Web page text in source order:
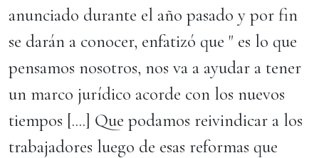
anunciado durante el año pasado y por fin
se darán a conocer, enfatizó que " es lo que
pensamos nosotros, nos va a ayudar a tener
un marco jurídico acorde con los nuevos
tiempos [....] Que podamos reivindicar a los
trabajadores luego de esas reformas que